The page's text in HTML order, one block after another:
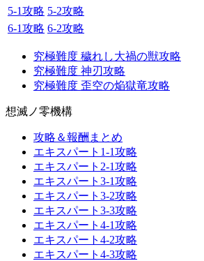
5-1攻略 5-2攻略
6-1攻略 6-2攻略
究極難度 穢れし大禍の獣攻略
究極難度 神刃攻略
究極難度 歪空の焔獄竜攻略
想滅ノ零機構
攻略＆報酬まとめ
エキスパート1-1攻略
エキスパート2-1攻略
エキスパート3-1攻略
エキスパート3-2攻略
エキスパート3-3攻略
エキスパート4-1攻略
エキスパート4-2攻略
エキスパート4-3攻略